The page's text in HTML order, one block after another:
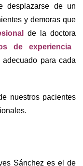
desplazarse de un
y demoras que
de la doctora
de experiencia
para cada
nuestros pacientes
Sánchez es el de